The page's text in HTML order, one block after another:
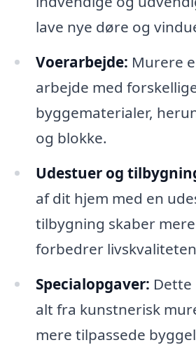
lave nye døre og
Voerarbejde: Murere
arbejde med
byggematerialer,
og blokke.
Udestuer og
af dit hjem med en
tilbygning skaber
forbedrer
Specialopgaver: Dette
alt fra kunstnerisk
mere tilpassede